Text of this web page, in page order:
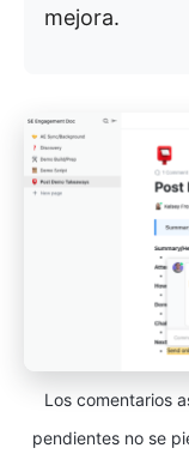
mejora.
Los comentarios
pendientes no se